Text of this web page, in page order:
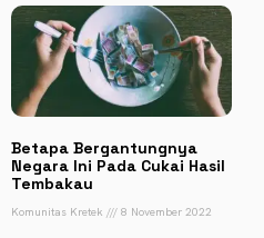
Betapa Bergantungnya
Negara Ini Pada Cukai Hasil
Tembakau
Komunitas Kretek 8 November 2022